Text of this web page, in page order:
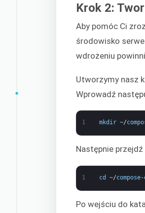
Krok 2:
Aby pomóc Ci
środowisko
wdrożeniu
Utworzymy nasz
Wprowadź
1 mkdir ~/
Następnie
1 cd ~/compose-
Po wejściu do